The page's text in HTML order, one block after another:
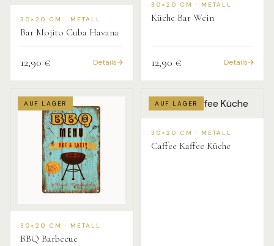
30×20 CM · METALL
Bar Mojito Cuba Havana
12,90 € Details
30×20 CM · METALL
Küche Bar Wein
12,90 € Details
AUF LAGER
30×20 CM · METALL
BBQ Barbecue
AUF LAGER
30×20 CM · METALL
Caffee Kaffee Küche